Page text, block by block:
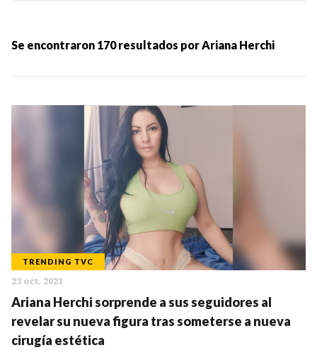
MÁS RECIENTES
MENOS RECIENTES
NOTICIAS
Se encontraron 170 resultados porAriana Herchi
TRENDING TVC
23 oct. 2021
Ariana Herchi sorprende a sus seguidores al
revelar su nueva figura tras someterse a nueva
cirugía estética